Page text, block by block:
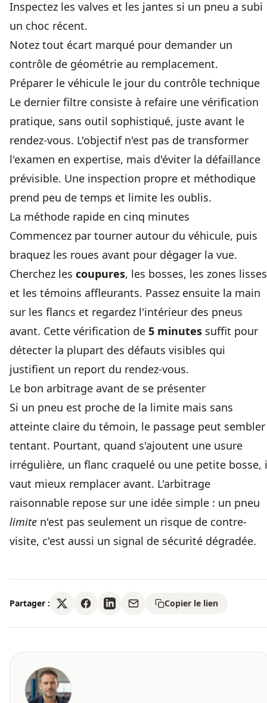
Inspectez les valves et les jantes si un pneu a subi
un choc récent.
Notez tout écart marqué pour demander un
contrôle de géométrie au remplacement.
Préparer le véhicule le jour du contrôle technique
Le dernier filtre consiste à refaire une vérification
pratique, sans outil sophistiqué, juste avant le
rendez-vous. L'objectif n'est pas de transformer
l'examen en expertise, mais d'éviter la défaillance
prévisible. Une inspection propre et méthodique
prend peu de temps et limite les oublis.
La méthode rapide en cinq minutes
Commencez par tourner autour du véhicule, puis
braquez les roues avant pour dégager la vue.
Cherchez les coupures, les bosses, les zones lisses
et les témoins affleurants. Passez ensuite la main
sur les flancs et regardez l'intérieur des pneus
avant. Cette vérification de 5 minutes suffit pour
détecter la plupart des défauts visibles qui
justifient un report du rendez-vous.
Le bon arbitrage avant de se présenter
Si un pneu est proche de la limite mais sans
atteinte claire du témoin, le passage peut sembler
tentant. Pourtant, quand s'ajoutent une usure
irrégulière, un flanc craquelé ou une petite bosse,
vaut mieux remplacer avant. L'arbitrage
raisonnable repose sur une idée simple : un pneu
limite n'est pas seulement un risque de contre-
visite, c'est aussi un signal de sécurité dégradée.
Partager : Copier le lien